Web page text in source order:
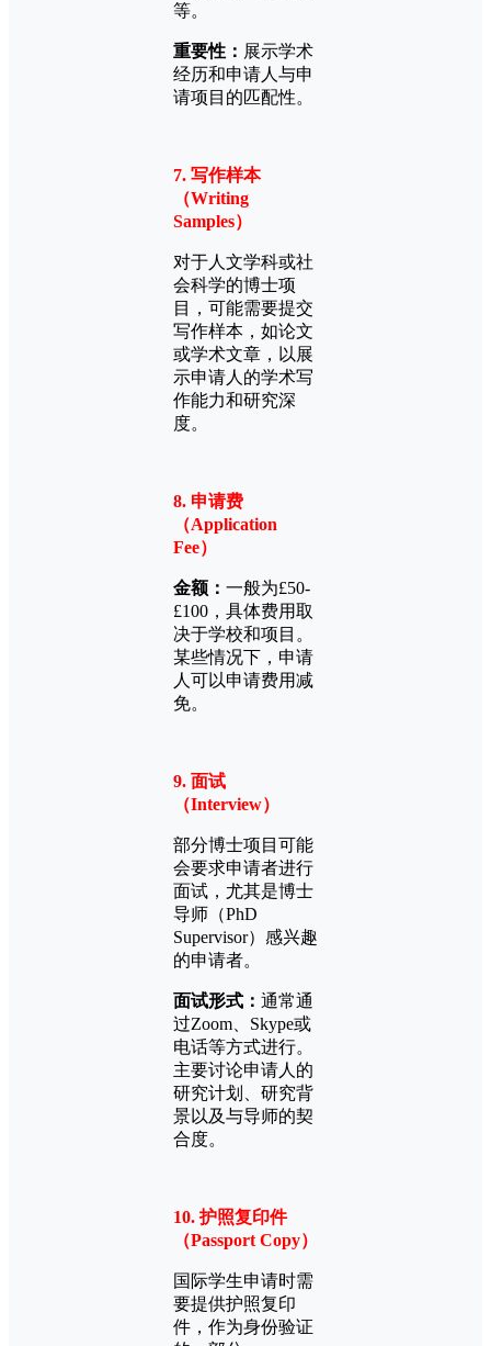
等。
重要性： 展示学术
经历和申请人与申
请项目的匹配性。
7. 写作样本
（Writing
Samples）
对于人文学科或社
会科学的博士项
目，可能需要提交
写作样本，如论文
或学术文章，以展
示申请人的学术写
作能力和研究深
度。
8. 申请费
（Application
Fee）
金额： 一般为£50-
£100，具体费用取
决于学校和项目。
某些情况下，申请
人可以申请费用减
免。
9. 面试
（Interview）
部分博士项目可能
会要求申请者进行
面试，尤其是博士
导师（PhD
Supervisor）感兴趣
的申请者。
面试形式： 通常通
过Zoom、Skype或
电话等方式进行。
主要讨论申请人的
研究计划、研究背
景以及与导师的契
合度。
10. 护照复印件
（Passport Copy）
国际学生申请时需
要提供护照复印
件，作为身份验证